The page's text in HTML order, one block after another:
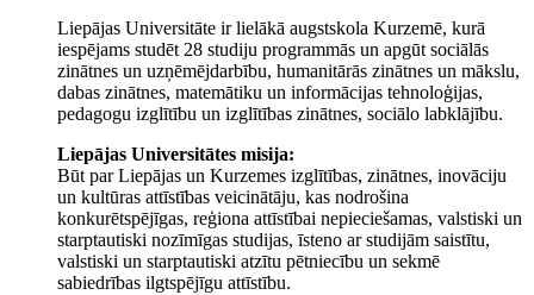
Liepājas Universitāte ir lielākā augstskola Kurzemē, kurā
iespējams studēt 28 studiju programmās un apgūt sociālās
zinātnes un uzņēmējdarbību, humanitārās zinātnes un mākslu,
dabas zinātnes, matemātiku un informācijas tehnoloģijas,
pedagogu izglītību un izglītības zinātnes, sociālo labklājību.
Liepājas Universitātes misija:
Būt par Liepājas un Kurzemes izglītības, zinātnes, inovāciju
un kultūras attīstības veicinātāju, kas nodrošina
konkurētspējīgas, reģiona attīstībai nepieciešamas, valstiski un
starptautiski nozīmīgas studijas, īsteno ar studijām saistītu,
valstiski un starptautiski atzītu pētniecību un sekmē
sabiedrības ilgtspējīgu attīstību.